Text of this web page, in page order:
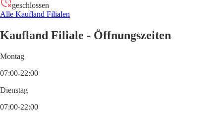
geschlossen
Alle Kaufland Filialen
Kaufland Filiale - Öffnungszeiten
Montag
07:00-22:00
Dienstag
07:00-22:00